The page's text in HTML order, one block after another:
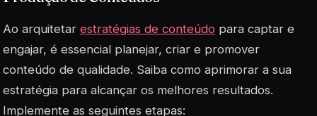
Ao arquitetar estratégias de conteúdo para captar e
engajar, é essencial planejar, criar e promover
conteúdo de qualidade. Saiba como aprimorar a sua
estratégia para alcançar os melhores resultados.
Implemente as seguintes etapas: